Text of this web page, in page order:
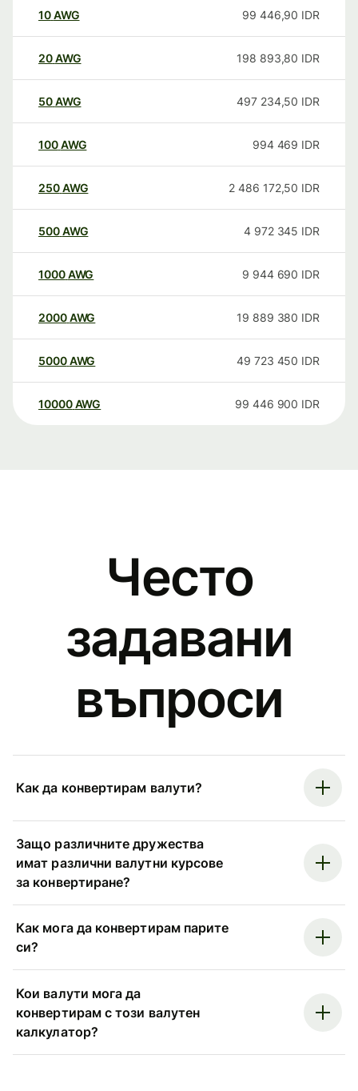
10AWG 99 446,90 IDR
20AWG 198 893,80 IDR
50AWG 497 234,50 IDR
100AWG 994 469 IDR
250AWG 2 486 172,50 IDR
500AWG 4 972 345 IDR
1000AWG 9 944 690 IDR
2000AWG 19 889 380 IDR
5000AWG 49 723 450 IDR
10000 AWG 99 446 900 IDR
Често
задавани
въпроси
Как да конвертирам валути?
Защо различните дружества
имат различни валутни курсове
за конвертиране?
Как мога да конвертирам парите
си?
Кои валути мога да
конвертирам с този валутен
калкулатор?